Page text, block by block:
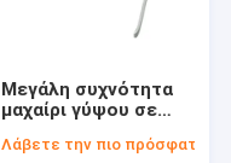
Μεγάλη συχνότητα
μαχαίρι γύψου σε
Ιδανικό για ομαλή και
Λάβετε την πιο πρόσφατη